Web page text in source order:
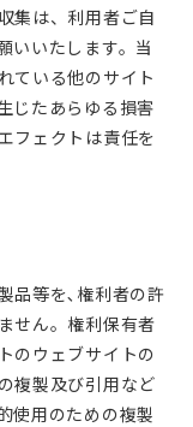
集は、利用者ご自
いいたします。当
ている他のサイト
じたあらゆる損害
フェクトは責任を
品等を､権利者の許
せん。権利保有者
のウェブサイトの
複製及び引用など
使用のための複製